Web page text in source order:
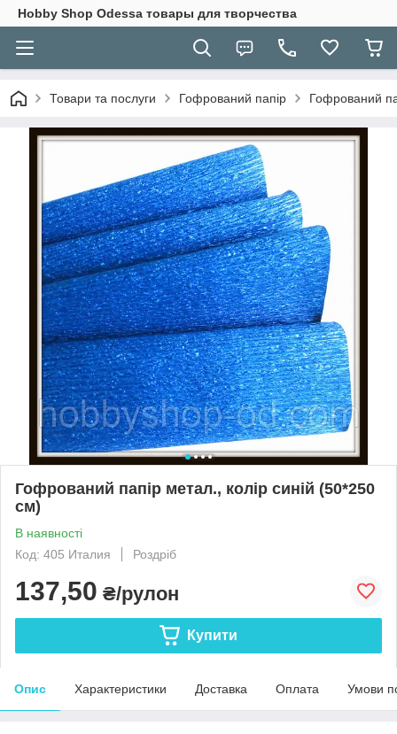
Hobbу Shop Odessa товары для творчества
Товари та послуги Гофрований папір Гофрований
Гофрований папір метал., колір синій (50*250
см)
В наявності
Код: 405 Италия
Роздріб
137,50 ₴/рулон
Купити
Опис Характеристики Доставка Оплата Умови